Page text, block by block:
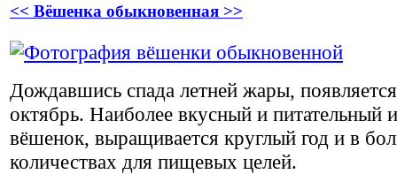
<< Вёшенка обыкновенная >>
Дождавшись спада летней жары,
октябрь. Наиболее вкусный и питательный
вёшенок, выращивается круглый год и в
количествах для пищевых целей.